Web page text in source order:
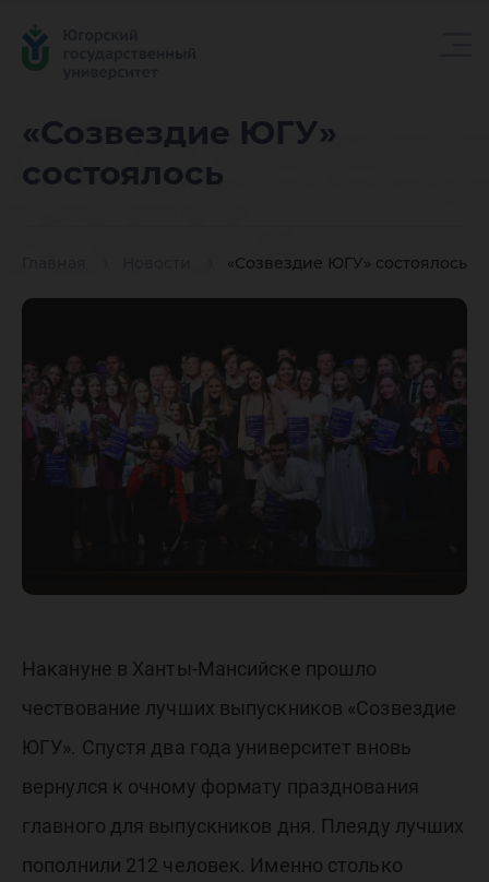
«Созвездие ЮГУ»
состоялось
«Созвездие ЮГУ» состоялось
ЮГУ»
Накануне в Ханты-Мансийске прошло
чествование лучших выпускников «Созвездие
ЮГУ». Спустя два года университет вновь
вернулся к очному формату празднования
главного для выпускников дня. Плеяду лучших
пополнили 212 человек. Именно столько